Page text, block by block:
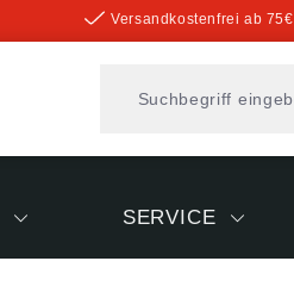
Versandkostenfrei ab 75€
SERVICE